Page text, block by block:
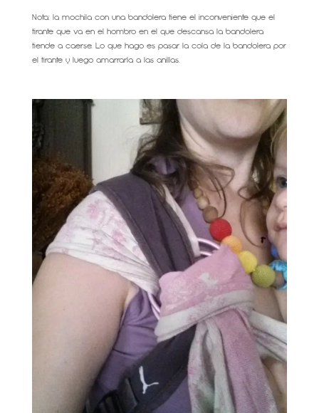
Nota: la mochila con una bandolera tiene el inconveniente que el
tirante que va en el hombro en el que descansa la bandolera
tiende a caerse. Lo que hago es pasar la cola de la bandolera por
el tirante y luego amarrarla a las anillas.